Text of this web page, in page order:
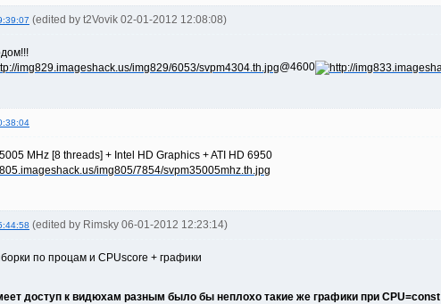
(edited by t2Vovik 02-01-2012 12:08:08)
@4600
MHz [8 threads] + Intel HD Graphics + ATI HD 6950
(edited by Rimsky 06-01-2012 12:23:14)
по процам и CPUscore + графики
доступ к видюхам разным было бы неплохо такие же графики при CPU=const